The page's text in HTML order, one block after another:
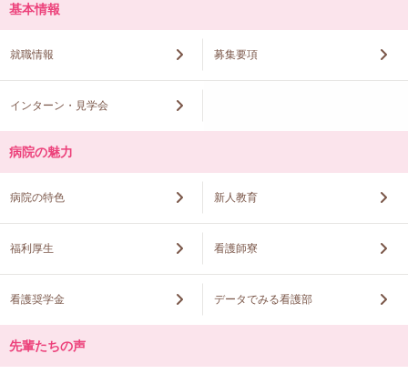
基本情報
就職情報 募集要項
インターン・見学会
病院の魅力
病院の特色 新人教育
福利厚生 看護師寮
看護奨学金 データでみる看護部
先輩たちの声